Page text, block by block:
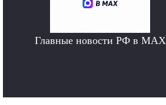
Главные новости РФ в MAX